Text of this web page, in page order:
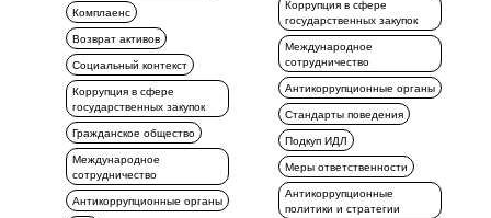
Комплаенс
Возврат активов
Социальный контекст
Коррупция в сфере
государственных закупок
Гражданское общество
Международное
сотрудничество
Антикоррупционные органы
Коррупция в сфере
государственных закупок
Международное
сотрудничество
Антикоррупционные органы
Стандарты поведения
Подкуп ИДЛ
Меры ответственности
Антикоррупционные
политики и стратегии